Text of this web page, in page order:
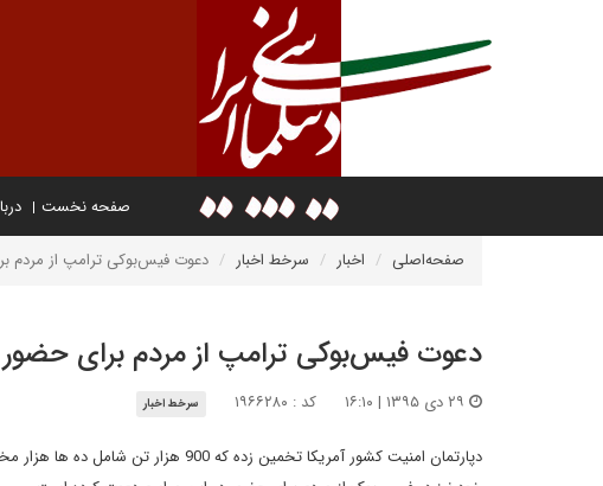
صفحه نخست
صفحه‌اصلی اخبار سرخط اخبار دعوت فیس‌بوکی ترامپ از مردم
دعوت فیس‌بوکی ترامپ از مردم برای
کد : ۱۹۶۶۲۸۰ سرخط اخبار
دپارتمان امنیت کشور آمریکا تخمین